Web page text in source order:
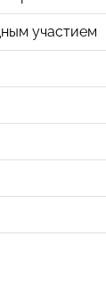
участием